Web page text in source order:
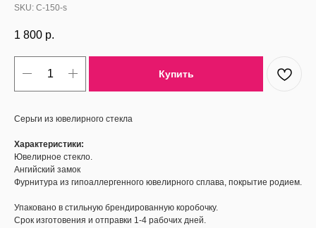
SKU: С-150-s
1 800 р.
Купить
Серьги из ювелирного стекла
Характеристики:
Ювелирное стекло.
Ангийский замок
Фурнитура из гипоаллергенного ювелирного сплава, покрытие родием.
Упаковано в стильную брендированную коробочку.
Срок изготовения и отправки 1-4 рабочих дней.